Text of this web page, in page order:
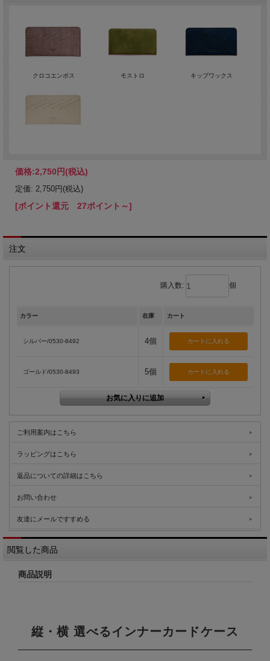
クロコエンボス モストロ キップワックス
価格:2,750円(税込)
定価: 2,750円(税込)
[ポイント還元 27ポイント～]
注文
購入数: 個
カラー 在庫 カート
シルバー/0530-8492 4個
ゴールド/0530-8493 5個
ご利用案内はこちら
ラッピングはこちら
返品についての詳細はこちら
お問い合わせ
友達にメールですすめる
閲覧した商品
商品説明
縦・横 選べるインナーカードケース